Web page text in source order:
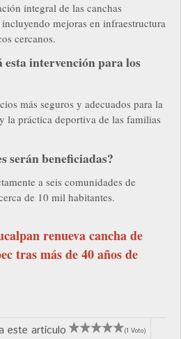
integral de las canchas
mejoras en infraestructura
cercanos.
esta intervención para los
más seguros y adecuados para la
la práctica deportiva de las familias
serán beneficiadas?
a seis comunidades de
de 10 mil habitantes.
renueva cancha de
tras más de 40 años de
este artículo (1 Voto)